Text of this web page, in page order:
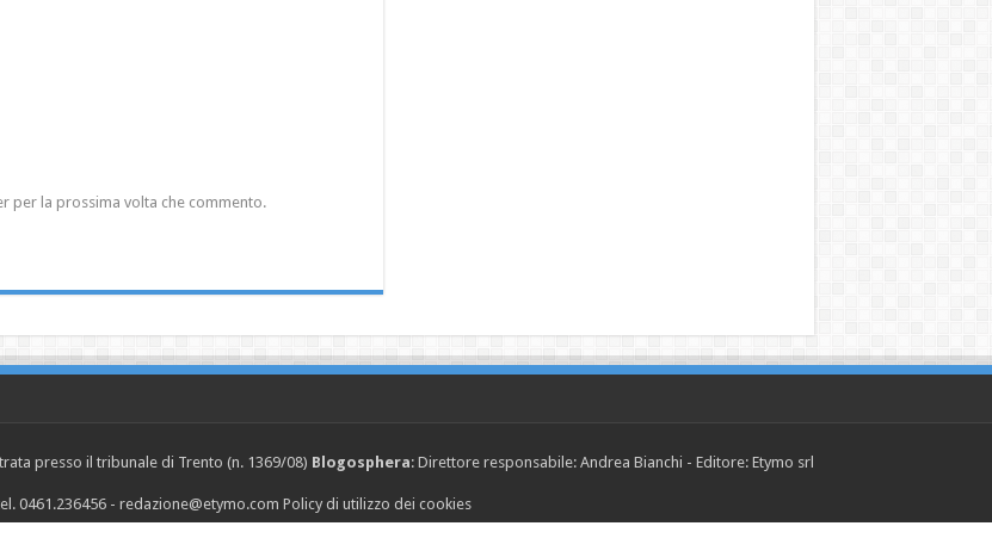
per la prossima volta che commento.
presso il tribunale di Trento (n. 1369/08) Blogosphera: Direttore responsabile: Andrea Bianchi - Editore: Etymo srl
0461.236456 - redazione@etymo.com Policy di utilizzo dei cookies